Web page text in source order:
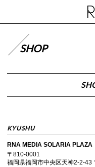
SHOP
KYUSHU
RNA MEDIA SOLARIA PLAZA
〒810-0001
福岡県福岡市中央区天神2-2-43